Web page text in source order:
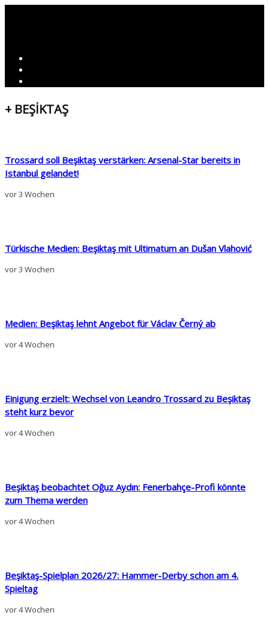
+ BEŞİKTAŞ
Trossard soll Beşiktaş verstärken: Arsenal-Star bereits in
Istanbul gelandet!
vor 3 Wochen
Türkische Medien: Beşiktaş mit Ultimatum an Dušan Vlahović
vor 3 Wochen
Medien: Beşiktaş lehnt Angebot für Václav Černý ab
vor 4 Wochen
Einigung erzielt: Wechsel von Leandro Trossard zu Beşiktaş
steht kurz bevor
vor 4 Wochen
Beşiktaş beobachtet Oğuz Aydın: Fenerbahçe-Profi könnte
zum Thema werden
vor 4 Wochen
Beşiktaş-Spielplan 2026/27: Hammer-Derby schon am 4.
Spieltag
vor 4 Wochen